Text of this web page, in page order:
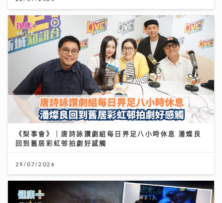
《梨事會》｜唐詩詠讚劇組每日畀足八小時休息 潘燦良
回到舊居彩虹邨拍劇好感觸
29/07/2026